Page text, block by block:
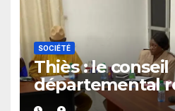
SOCIÉTÉ
Thiès : le conseil
départemental
le rappel à